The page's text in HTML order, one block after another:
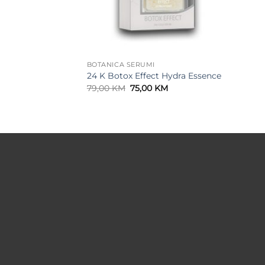
BOTANICA SERUMI
24 K Botox Effect Hydra Essence
79,00KM Original
price
75,00 KMCurrent